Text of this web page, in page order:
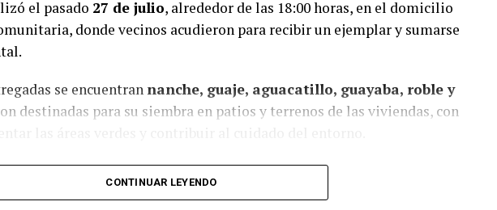
en la colocación de carpeta asfáltica en caliente sobre una
metros cuadrados de la calle Puebla, en el tramo comprendido entre el
y San Rafael Calería. Los trabajos fueron financiados con recursos del
vecinos, el presidente del Comité de Obra,Antonio Herrera
para quienes diariamente utilizan esta vialidad.
el pasado 27 de julio, alrededor de las 18:00 horas, en el domicilio
donde vecinos acudieron para recibir un ejemplar y sumarse
se encuentran nanche, guaje, aguacatillo, guayaba, roble y
destinadas para su siembra en patios y terrenos de las viviendas, con
de manera ordenada y con buena respuesta de los habitantes,
CONTINUAR LEYENDO